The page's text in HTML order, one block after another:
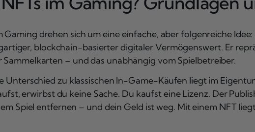
Gaming drehen sich um eine einfache, aber folgenreiche
blockchain-basierter digitaler Vermögenswert. Er
– und das unabhängig vom Spielbetreiber.
Unterschied zu klassischen In-Game-Käufen liegt im
erwirbst du keine Sache. Du kaufst eine Lizenz. Der
Spiel entfernen – und dein Geld ist weg. Mit einem NFT